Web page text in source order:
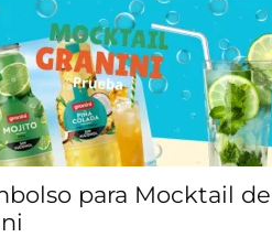
para Mocktail de